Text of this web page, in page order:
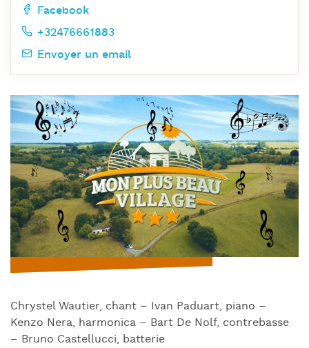
Chrystel Wautier, chant – Ivan Paduart, piano –
Kenzo Nera, harmonica – Bart De Nolf, contrebasse
– Bruno Castellucci, batterie
Facebook
+32476661883
Envoyer un email